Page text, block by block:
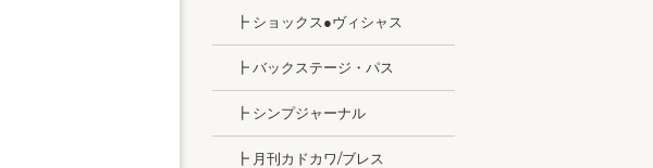
┣ ショックス●ヴィシャス
┣ バックステージ・パス
┣ シンプジャーナル
┣ 月刊カドカワ/ブレス